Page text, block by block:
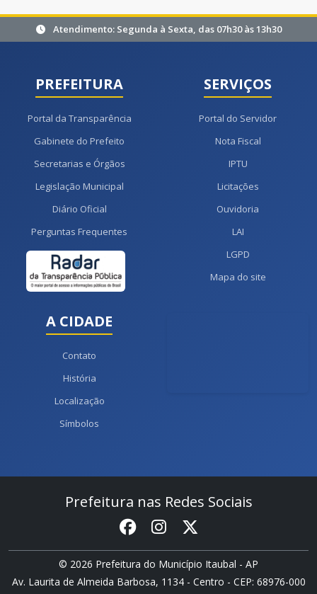
Atendimento: Segunda à Sexta, das 07h30 às 13h30
PREFEITURA
Portal da Transparência
Gabinete do Prefeito
Secretarias e Órgãos
Legislação Municipal
Diário Oficial
Perguntas Frequentes
SERVIÇOS
Portal do Servidor
Nota Fiscal
IPTU
Licitações
Ouvidoria
LAI
LGPD
Mapa do site
A CIDADE
Contato
História
Localização
Símbolos
Prefeitura nas Redes Sociais
© 2026 Prefeitura do Município Itaubal - AP
Av. Laurita de Almeida Barbosa, 1134 - Centro - CEP: 68976-000